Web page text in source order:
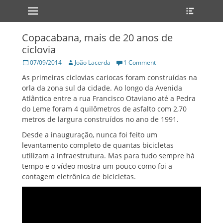
Primary Menu
Skip
Copacabana, mais de 20 anos de
ciclovia
Posted
07/09/2014 Author
João Lacerda 1 Comment
As primeiras ciclovias cariocas foram construídas na
orla da zona sul da cidade. Ao longo da Avenida
Atlântica entre a rua Francisco Otaviano até a Pedra
do Leme foram 4 quilômetros de asfalto com 2,70
metros de largura construídos no ano de 1991.
Desde a inauguração, nunca foi feito um
levantamento completo de quantas bicicletas
utilizam a infraestrutura. Mas para tudo sempre há
tempo e o vídeo mostra um pouco como foi a
contagem eletrônica de bicicletas.